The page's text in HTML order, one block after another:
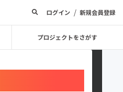
ログイン / 新規会員登録
プロジェクトをさがす